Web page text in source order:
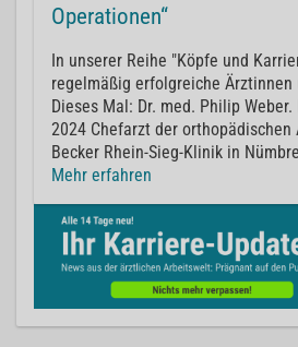
Operationen“
In unserer Reihe "Köpfe und
regelmäßig erfolgreiche Ärztinnen
Dieses Mal: Dr. med. Philip
2024 Chefarzt der orthopädischen
Becker Rhein-Sieg-Klinik in
Mehr erfahren